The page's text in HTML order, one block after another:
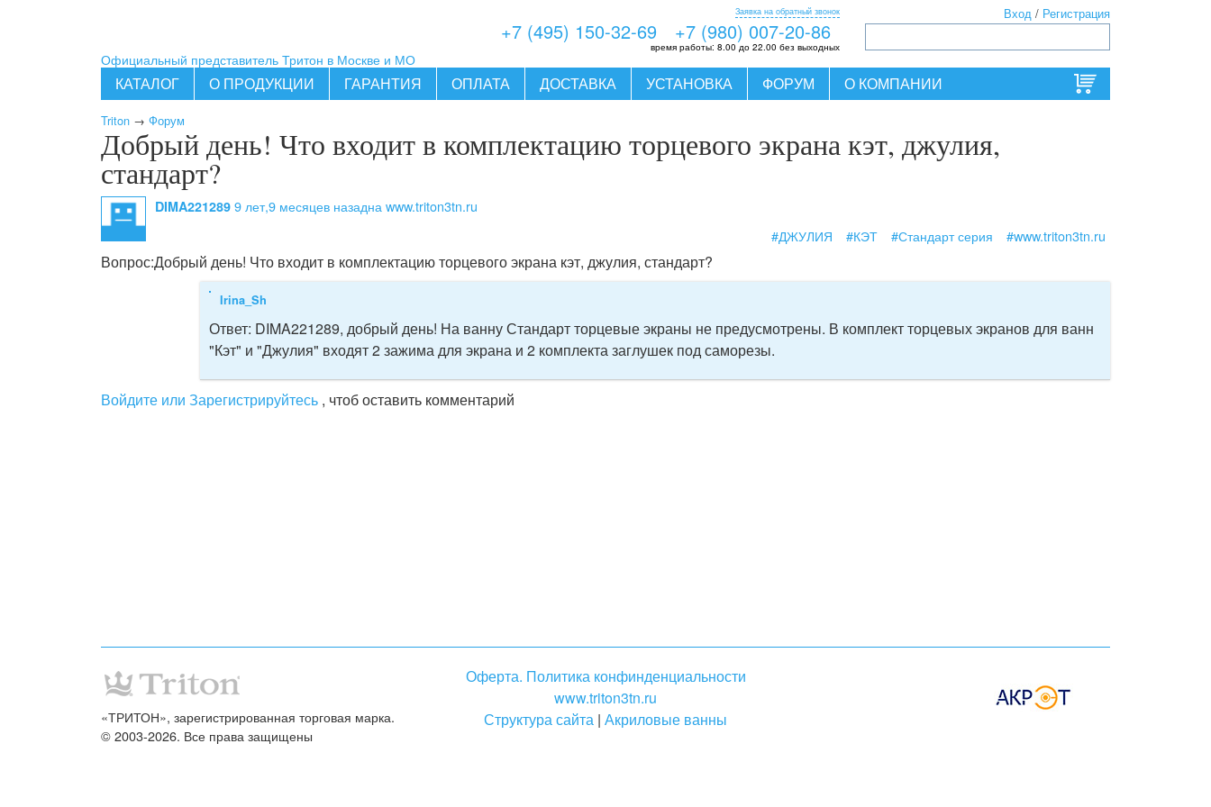
Официальный представитель Тритон в Москве и МО
+7 (495) 150-32-69 +7 (980) 007-20-86
Заявка на обратный звонок
время работы: 8.00 до 22.00 без выходных
Вход / Регистрация
КАТАЛОГ О ПРОДУКЦИИ ГАРАНТИЯ ОПЛАТА ДОСТАВКА УСТАНОВКА ФОРУМ О КОМПАНИИ
Triton → Форум
Добрый день! Что входит в комплектацию торцевого экрана кэт, джулия,
стандарт?
DIMA221289 9 лет,9 месяцев назадна www.triton3tn.ru
#ДЖУЛИЯ
#КЭТ #Стандарт серия #www.triton3tn.ru
Вопрос:Добрый день! Что входит в комплектацию торцевого экрана кэт, джулия, стандарт?
Irina_Sh
Ответ: DIMA221289, добрый день! На ванну Стандарт торцевые экраны не предусмотрены. В комплект торцевых экранов для ванн
"Кэт" и "Джулия" входят 2 зажима для экрана и 2 комплекта заглушек под саморезы.
Войдите или Зарегистрируйтесь , чтоб оставить комментарий
Оферта. Политика конфинденциальности
www.triton3tn.ru
Структура сайта | Акриловые ванны
«ТРИТОН», зарегистрированная торговая марка.
© 2003-2026. Все права защищены